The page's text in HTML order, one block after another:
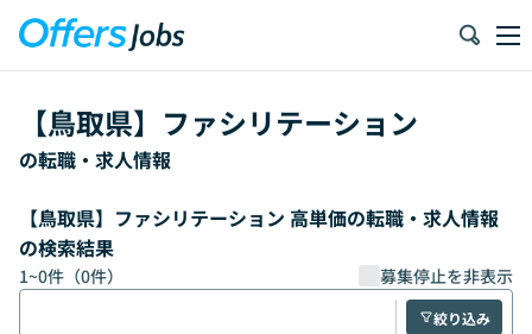
【鳥取県】 ファシリテーション
の転職・求人情報
【鳥取県】ファシリテーション 高単価の転職・求人情報
の検索結果
1~0件（0件） 募集停止を非表示
絞り込み